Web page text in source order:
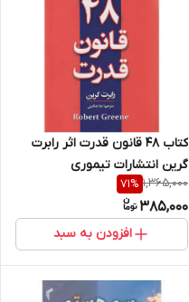
کتاب 48 قانون قدرت اثر رابرت
گرین انتشارات تیموری
1,365,000
71%
385,000
افزودن به سبد